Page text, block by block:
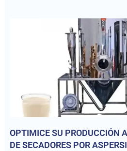
OPTIMICE SU PRODUCCIÓN
DE SECADORES POR